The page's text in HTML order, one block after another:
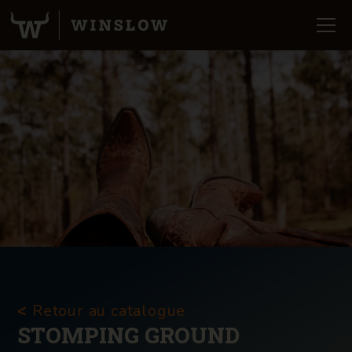
< Retour au catalogue
STOMPING GROUND